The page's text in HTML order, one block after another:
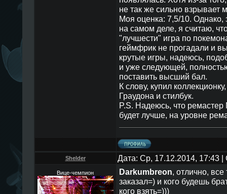
не так же сильно взрывает
Моя оценка: 7,5/10. Однако,
на самом деле, я считаю,
"лучшести" игра по
геймфрик не прогадали и
крутые игры, надеюсь,
и уже следующей,
поставить высший бал.
К слову, купил
Граудона и стилбук.
P.S. Надеюсь, что
будет лучше, на уровне
Shelder Дата: Ср, 17.12.2014, 17:43
Вице-чемпион Darkumbreon, отлично,
заказал=) и кого будешь
кого взять=)))